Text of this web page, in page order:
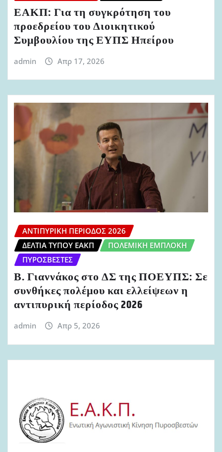
ΕΑΚΠ: Για τη συγκρότηση του
προεδρείου του Διοικητικού
Συμβουλίου της ΕΥΠΣ Ηπείρου
admin Απρ 17, 2026
ΑΝΤΙΠΥΡΙΚΉ ΠΕΡΊΟΔΟΣ 2026
ΔΕΛΤΊΑ ΤΎΠΟΥ ΕΑΚΠ
ΠΟΛΕΜΙΚΉ ΕΜΠΛΟΚΉ
ΠΥΡΟΣΒΈΣΤΕΣ
Β. Γιαννάκος στο ΔΣ της ΠΟΕΥΠΣ: Σε
συνθήκες πολέμου και ελλείψεων η
αντιπυρική περίοδος 2026
admin Απρ 5, 2026